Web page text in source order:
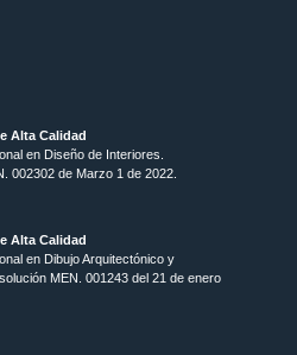
Alta Calidad
en Diseño de Interiores.
002302 de Marzo 1 de 2022.
Alta Calidad
en Dibujo Arquitectónico y
MEN. 001243 del 21 de enero